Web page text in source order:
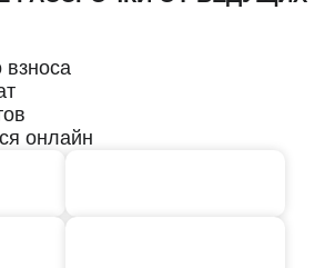
взноса
онлайн